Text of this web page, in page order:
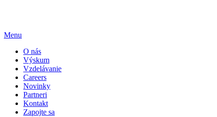
Menu
O nás
Výskum
Vzdelávanie
Careers
Novinky
Partneri
Kontakt
Zapojte sa